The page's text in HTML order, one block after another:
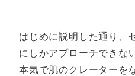
はじめに説明した通り、
にしかアプローチできな
本気で肌のクレーターを